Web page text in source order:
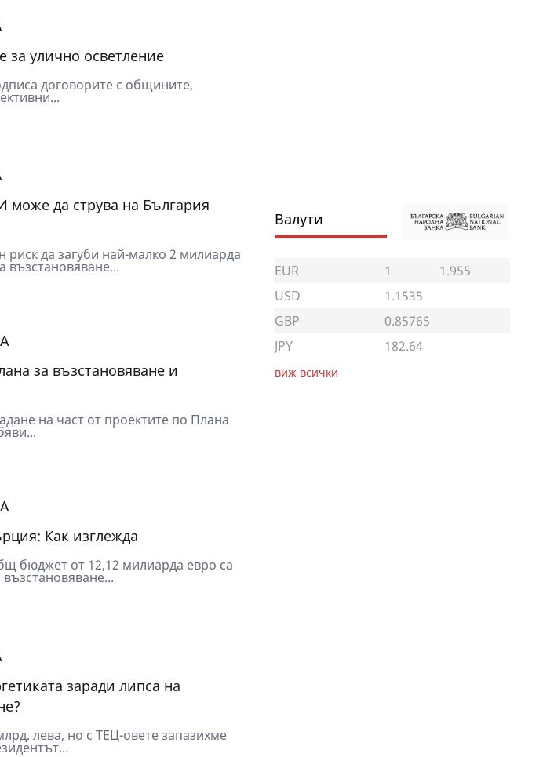
улично осветление
договорите с общините,
може да струва на България
риск да загуби най-малко 2 милиарда
възстановяване...
за възстановяване и
на част от проектите по Плана
Как изглежда
бюджет от 12,12 милиарда евро са
заради липса на
лева, но с ТЕЦ-овете запазихме
Валути
EUR 1
1.955
USD
1.1535
GBP
0.85765
JPY
182.64
виж всички